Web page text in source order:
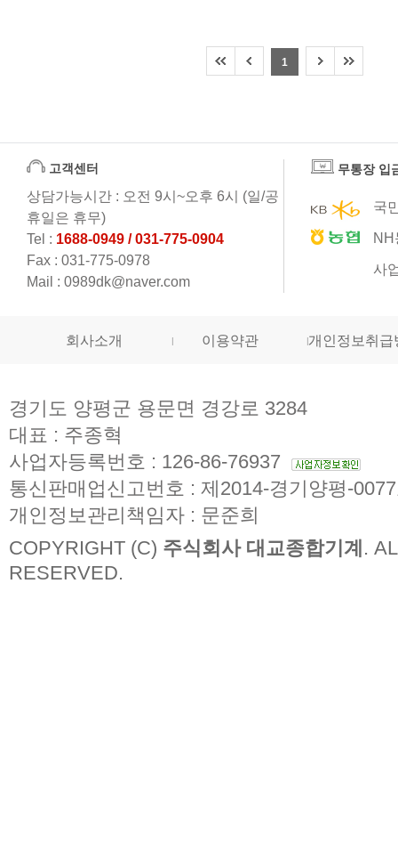
1
고객센터
상담가능시간 : 오전 9시~오후 6시 (일/공
휴일은 휴무)
Tel : 1688-0949 / 031-775-0904
Fax : 031-775-0978
Mail : 0989dk@naver.com
무통장 입
국
사
회사소개 이용약관 개인정보취급
경기도 양평군 용문면 경강로 3284
대표 : 주종혁
사업자등록번호 : 126-86-76937
통신판매업신고번호 : 제2014-경기양평-
개인정보관리책임자 : 문준희
COPYRIGHT (C) 주식회사 대교종합기계 .
RESERVED.